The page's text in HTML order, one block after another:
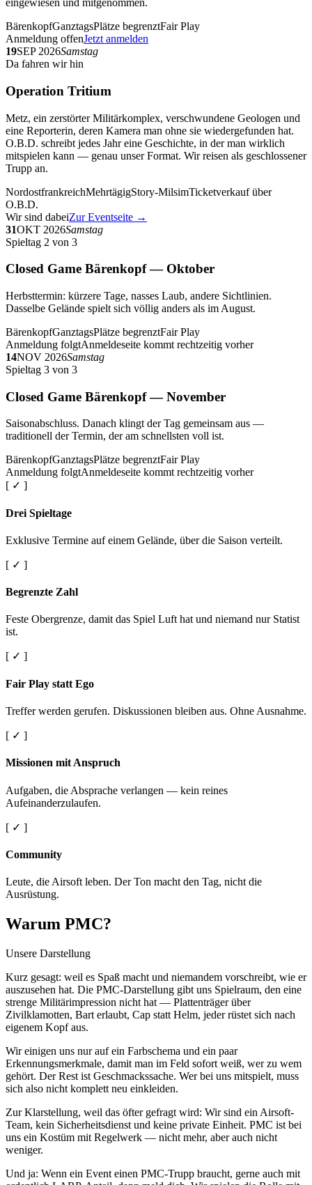
eingewiesen und mitgenommen.
BärenkopfGanztagsPlätze begrenztFair Play
Anmeldung offenJetzt anmelden
19SEP 2026Samstag
Da fahren wir hin
Operation Tritium
Metz, ein zerstörter Militärkomplex, verschwundene Geologen und
eine Reporterin, deren Kamera man ohne sie wiedergefunden hat.
O.B.D. schreibt jedes Jahr eine Geschichte, in der man wirklich
mitspielen kann — genau unser Format. Wir reisen als geschlossener
Trupp an.
NordostfrankreichMehrtägigStory-MilsimTicketverkauf über
O.B.D.
Wir sind dabeiZur Eventseite →
31OKT 2026Samstag
Spieltag 2 von 3
Closed Game Bärenkopf — Oktober
Herbsttermin: kürzere Tage, nasses Laub, andere Sichtlinien.
Dasselbe Gelände spielt sich völlig anders als im August.
BärenkopfGanztagsPlätze begrenztFair Play
Anmeldung folgtAnmeldeseite kommt rechtzeitig vorher
14NOV 2026Samstag
Spieltag 3 von 3
Closed Game Bärenkopf — November
Saisonabschluss. Danach klingt der Tag gemeinsam aus —
traditionell der Termin, der am schnellsten voll ist.
BärenkopfGanztagsPlätze begrenztFair Play
Anmeldung folgtAnmeldeseite kommt rechtzeitig vorher
[ ✓ ]
Drei Spieltage
Exklusive Termine auf einem Gelände, über die Saison verteilt.
[ ✓ ]
Begrenzte Zahl
Feste Obergrenze, damit das Spiel Luft hat und niemand nur Statist
ist.
[ ✓ ]
Fair Play statt Ego
Treffer werden gerufen. Diskussionen bleiben aus. Ohne Ausnahme.
[ ✓ ]
Missionen mit Anspruch
Aufgaben, die Absprache verlangen — kein reines
Aufeinanderzulaufen.
[ ✓ ]
Community
Leute, die Airsoft leben. Der Ton macht den Tag, nicht die
Ausrüstung.
Warum PMC?
Unsere Darstellung
Kurz gesagt: weil es Spaß macht und niemandem vorschreibt, wie er
auszusehen hat. Die PMC-Darstellung gibt uns Spielraum, den eine
strenge Militärimpression nicht hat — Plattenträger über
Zivilklamotten, Bart erlaubt, Cap statt Helm, jeder rüstet sich nach
eigenem Kopf aus.
Wir einigen uns nur auf ein Farbschema und ein paar
Erkennungsmerkmale, damit man im Feld sofort weiß, wer zu wem
gehört. Der Rest ist Geschmackssache. Wer bei uns mitspielt, muss
sich also nicht komplett neu einkleiden.
Zur Klarstellung, weil das öfter gefragt wird: Wir sind ein Airsoft-
Team, kein Sicherheitsdienst und keine private Einheit. PMC ist bei
uns ein Kostüm mit Regelwerk — nicht mehr, aber auch nicht
weniger.
Und ja: Wenn ein Event einen PMC-Trupp braucht, gerne auch mit